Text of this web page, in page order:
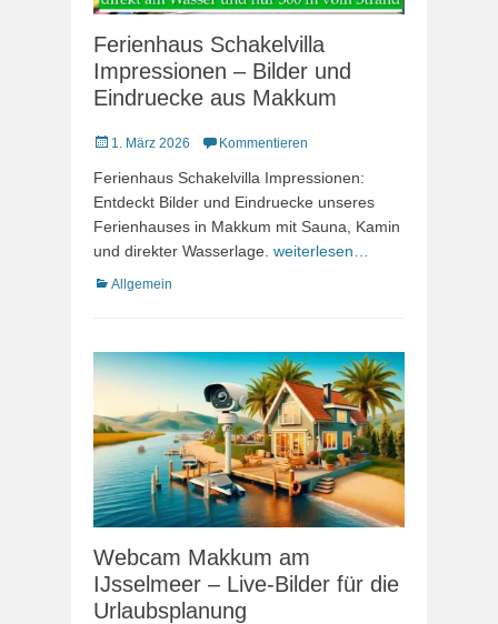
Ferienhaus Schakelvilla
Impressionen – Bilder und
Eindruecke aus Makkum
Veröffentlicht
1. März 2026 Kommentieren
Ferienhaus Schakelvilla Impressionen:
Entdeckt Bilder und Eindruecke unseres
Ferienhauses in Makkum mit Sauna, Kamin
und direkter Wasserlage. weiterlesen…
Kategorien
Allgemein
Webcam Makkum am
IJsselmeer – Live-Bilder für die
Urlaubsplanung